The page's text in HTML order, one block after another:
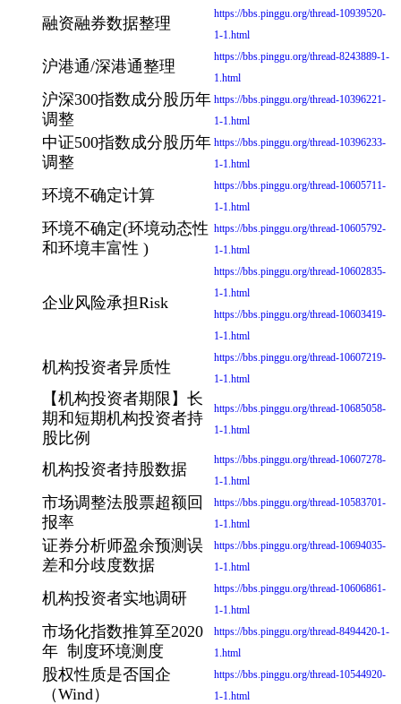
融资融券数据整理
https://bbs.pinggu.org/thread-10939520-
1-1.html
沪港通/深港通整理
https://bbs.pinggu.org/thread-8243889-1-
1.html
沪深300指数成分股历年
调整
https://bbs.pinggu.org/thread-10396221-
1-1.html
中证500指数成分股历年
调整
https://bbs.pinggu.org/thread-10396233-
1-1.html
环境不确定计算
https://bbs.pinggu.org/thread-10605711-
1-1.html
环境不确定(环境动态性
和环境丰富性 )
https://bbs.pinggu.org/thread-10605792-
1-1.html
企业风险承担Risk
https://bbs.pinggu.org/thread-10602835-
1-1.html
https://bbs.pinggu.org/thread-10603419-
1-1.html
机构投资者异质性
https://bbs.pinggu.org/thread-10607219-
1-1.html
【机构投资者期限】长
期和短期机构投资者持
股比例
https://bbs.pinggu.org/thread-10685058-
1-1.html
机构投资者持股数据
https://bbs.pinggu.org/thread-10607278-
1-1.html
市场调整法股票超额回
报率
https://bbs.pinggu.org/thread-10583701-
1-1.html
证券分析师盈余预测误
差和分歧度数据
https://bbs.pinggu.org/thread-10694035-
1-1.html
机构投资者实地调研
https://bbs.pinggu.org/thread-10606861-
1-1.html
市场化指数推算至2020
年 制度环境测度
https://bbs.pinggu.org/thread-8494420-1-
1.html
股权性质是否国企
（Wind）
https://bbs.pinggu.org/thread-10544920-
1-1.html